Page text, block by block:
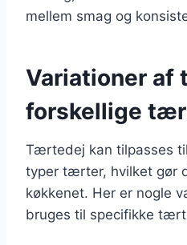
mellem smag og
Variationer
forskellige
Tærtedej kan tilpasses
typer tærter, hvilket gør
køkkenet. Her er nogle
bruges til specifikke